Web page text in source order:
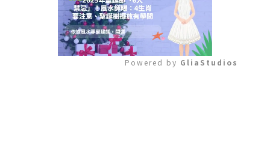
Powered by GliaStudios